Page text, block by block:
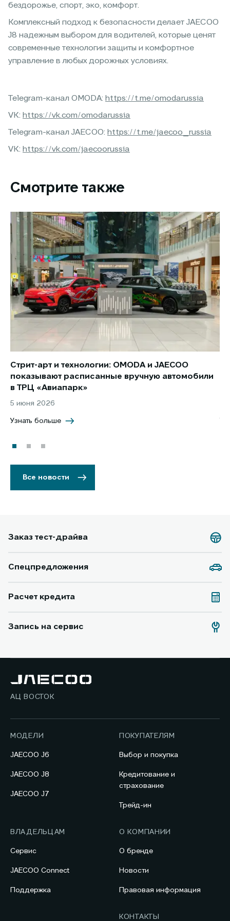
бездорожье, спорт, эко, комфорт.
Комплексный подход к безопасности делает JAECOO
J8 надежным выбором для водителей, которые ценят
современные технологии защиты и комфортное
управление в любых дорожных условиях.
Telegram-канал OMODA: https://t.me/omodarussia
VK: https://vk.com/omodarussia
Telegram-канал JAECOO: https://t.me/jaecoo_russia
VK: https://vk.com/jaecoorussia
Смотрите также
Стрит-арт и технологии: OMODA и JAECOO
показывают расписанные вручную автомобили
в ТРЦ «Авиапарк»
5 июня 2026
Узнать больше
Все новости
Заказ тест-драйва
Спецпредложения
Расчет кредита
Запись на сервис
АЦ ВОСТОК
МОДЕЛИ
JAECOO J6
JAECOO J8
JAECOO J7
ПОКУПАТЕЛЯМ
Выбор и покупка
Кредитование и
страхование
Трейд-ин
ВЛАДЕЛЬЦАМ
Сервис
JAECOO Connect
Поддержка
О КОМПАНИИ
О бренде
Новости
Правовая информация
КОНТАКТЫ